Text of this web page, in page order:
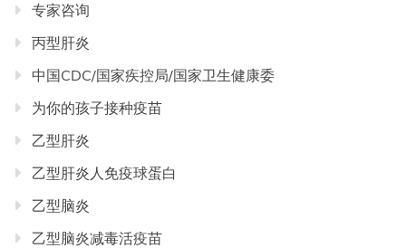
专家咨询
丙型肝炎
中国CDC/国家疾控局/国家卫生健康委
为你的孩子接种疫苗
乙型肝炎
乙型肝炎人免疫球蛋白
乙型脑炎
乙型脑炎减毒活疫苗